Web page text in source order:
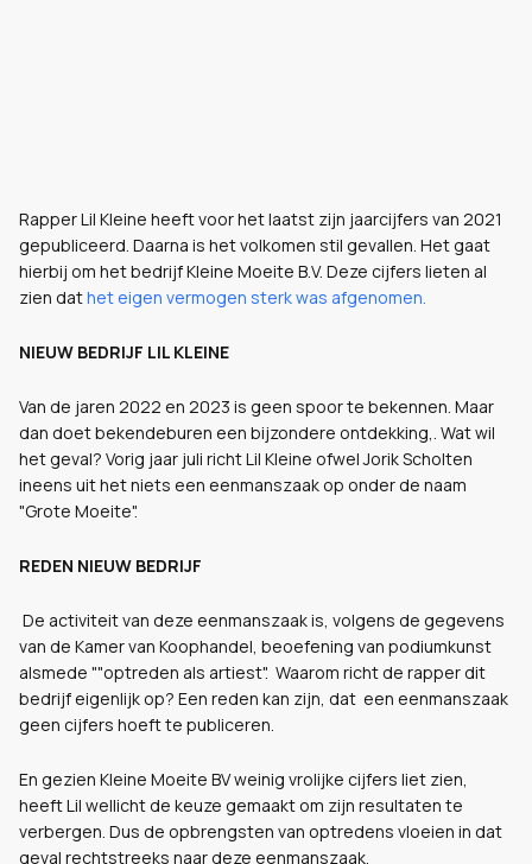
Rapper Lil Kleine heeft voor het laatst zijn jaarcijfers van 2021
gepubliceerd. Daarna is het volkomen stil gevallen. Het gaat
hierbij om het bedrijf Kleine Moeite B.V. Deze cijfers lieten al
zien dathet eigen vermogen sterk was afgenomen.
NIEUW BEDRIJF LIL KLEINE
Van de jaren 2022 en 2023 is geen spoor te bekennen. Maar
dan doet bekendeburen een bijzondere ontdekking,. Wat wil
het geval? Vorig jaar juli richt Lil Kleine ofwel Jorik Scholten
ineens uit het niets een eenmanszaak op onder de naam
"Grote Moeite".
REDEN NIEUW BEDRIJF
De activiteit van deze eenmanszaak is, volgens de gegevens
van de Kamer van Koophandel, beoefening van podiumkunst
alsmede ""optreden als artiest". Waarom richt de rapper dit
bedrijf eigenlijk op? Een reden kan zijn, dat een eenmanszaak
geen cijfers hoeft te publiceren.
En gezien Kleine Moeite BV weinig vrolijke cijfers liet zien,
heeft Lil wellicht de keuze gemaakt om zijn resultaten te
verbergen. Dus de opbrengsten van optredens vloeien in dat
geval rechtstreeks naar deze eenmanszaak.